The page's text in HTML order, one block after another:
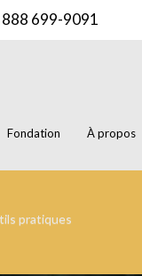
888 699-9091
Fondation À propos
pratiques